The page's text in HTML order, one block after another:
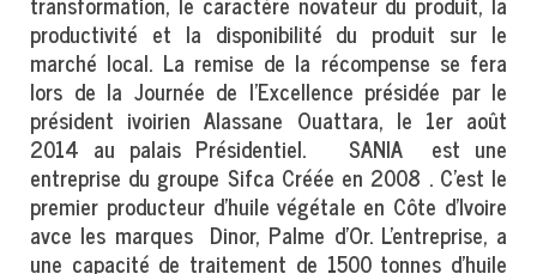
productivité et la disponibilité du produit sur le
marché local. La remise de la récompense se fera
lors de la Journée de l’Excellence présidée par le
président ivoirien Alassane Ouattara, le 1er août
2014 au palais Présidentiel. SANIA est une
entreprise du groupe Sifca Créée en 2008 . C’est le
premier producteur d'huile végétale en Côte d’Ivoire
avce les marques Dinor, Palme d'Or. L’entreprise, a
une capacité de traitement de 1500 tonnes d'huile